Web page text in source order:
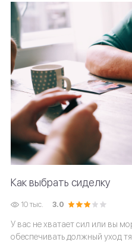
Как выбрать сиделку
10 тыс. 3.0
У вас не хватает сил или вы
обеспечивать должный уход